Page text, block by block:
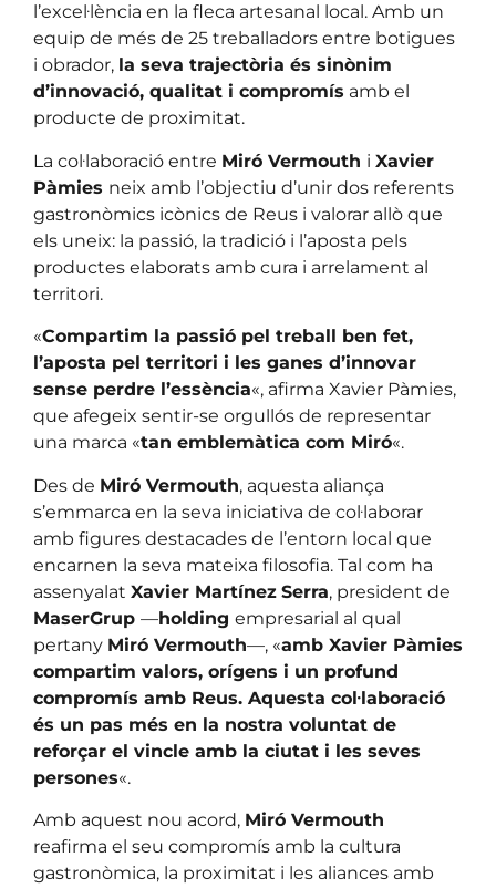
l’excel·lència en la fleca artesanal local. Amb un
equip de més de 25 treballadors entre botigues
i obrador, la seva trajectòria és sinònim
d’innovació, qualitat i compromís amb el
producte de proximitat.
La col·laboració entre Miró Vermouth i Xavier
Pàmies neix amb l’objectiu d’unir dos referents
gastronòmics icònics de Reus i valorar allò que
els uneix: la passió, la tradició i l’aposta pels
productes elaborats amb cura i arrelament al
territori.
«Compartim la passió pel treball ben fet,
l’aposta pel territori i les ganes d’innovar
sense perdre l’essència«, afirma Xavier Pàmies,
que afegeix sentir-se orgullós de representar
una marca «tan emblemàtica com Miró«.
Des de Miró Vermouth, aquesta aliança
s’emmarca en la seva iniciativa de col·laborar
amb figures destacades de l’entorn local que
encarnen la seva mateixa filosofia. Tal com ha
assenyalat Xavier Martínez Serra, president de
MaserGrup —holding empresarial al qual
pertany Miró Vermouth—, «amb Xavier Pàmies
compartim valors, orígens i un profund
compromís amb Reus. Aquesta col·laboració
és un pas més en la nostra voluntat de
reforçar el vincle amb la ciutat i les seves
persones«.
Amb aquest nou acord, Miró Vermouth
reafirma el seu compromís amb la cultura
gastronòmica, la proximitat i les aliances amb